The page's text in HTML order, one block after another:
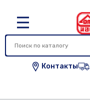
Контакты